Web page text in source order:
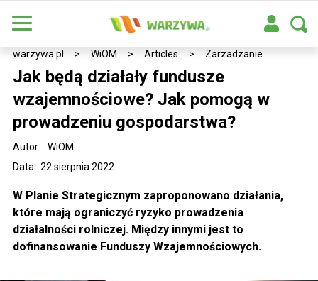
warzywa.pl > WiOM > Articles > Zarzadzanie
Jak będą działały fundusze
wzajemnościowe? Jak pomogą w
prowadzeniu gospodarstwa?
Data: 22 sierpnia 2022
Autor: WiOM
W Planie Strategicznym zaproponowano działania,
które mają ograniczyć ryzyko prowadzenia
działalności rolniczej. Między innymi jest to
dofinansowanie Funduszy Wzajemnościowych.